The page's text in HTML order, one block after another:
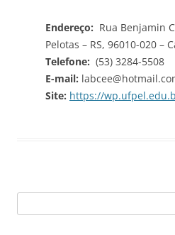
Endereço: Rua Benjamin
Pelotas – RS, 96010-020 –
Telefone: (53) 3284-5508
E-mail:
Site: https://
por: